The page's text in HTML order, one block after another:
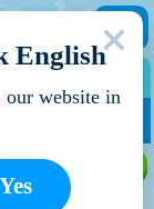
English
our website in
Yes